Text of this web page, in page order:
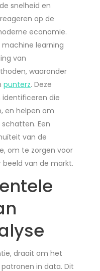
snelheid en
op de
economie.
learning
van
waaronder
punterz. Deze
die
en helpen om
Een
van de
om te zorgen voor
van de markt.
draait om het
in data. Dit